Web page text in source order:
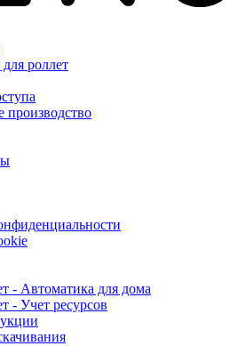
роллет
производство
- Автоматика для дома
- Учет ресурсов